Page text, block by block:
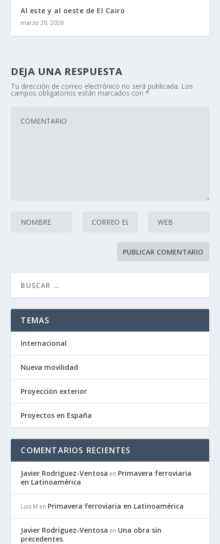
Al este y al oeste de El Cairo
marzo 20, 2026
DEJA UNA RESPUESTA
Tu dirección de correo electrónico no será publicada. Los
campos obligatorios están marcados con*
TEMAS
Internacional
Nueva movilidad
Proyección exterior
Proyectos en España
COMENTARIOS RECIENTES
Javier Rodriguez-Ventosa en Primavera ferroviaria
en Latinoamérica
Luis M en Primavera ferroviaria en Latinoamérica
Javier Rodriguez-Ventosa en Una obra sin
precedentes